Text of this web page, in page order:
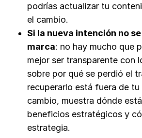
podrías actualizar tu
el cambio.
Si la nueva intención no
marca: no hay mucho que
mejor ser transparente con
sobre por qué se perdió el
recuperarlo está fuera de tu
cambio, muestra dónde
beneficios estratégicos y
estrategia.